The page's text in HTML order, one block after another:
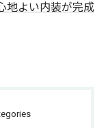
地よい内装が完成